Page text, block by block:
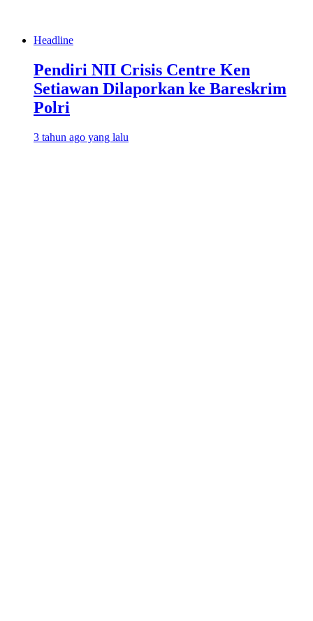
Headline
Pendiri NII Crisis Centre Ken
Setiawan Dilaporkan ke Bareskrim
Polri
3 tahun ago yang lalu